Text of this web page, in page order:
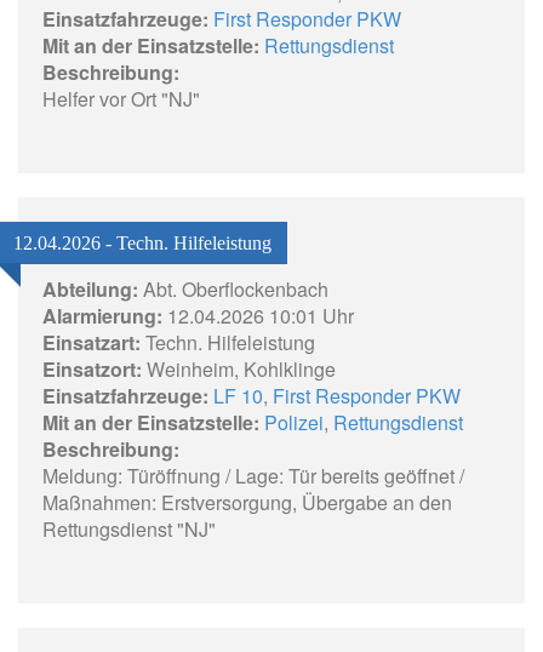
Einsatzfahrzeuge: First Responder PKW
Mit an der Einsatzstelle: Rettungsdienst
Beschreibung:
Helfer vor Ort "NJ"
12.04.2026 - Techn. Hilfeleistung
Abteilung: Abt. Oberflockenbach
Alarmierung: 12.04.2026 10:01 Uhr
Einsatzart: Techn. Hilfeleistung
Einsatzort: Weinheim, Kohlklinge
Einsatzfahrzeuge: LF 10, First Responder PKW
Mit an der Einsatzstelle: Polizei, Rettungsdienst
Beschreibung:
Meldung: Türöffnung / Lage: Tür bereits geöffnet /
Maßnahmen: Erstversorgung, Übergabe an den
Rettungsdienst "NJ"